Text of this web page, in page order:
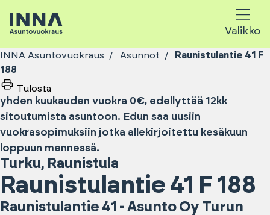
Valikko
INNA Asuntovuokraus Asunnot
Raunistulantie 41 F
188
Tulosta
yhden kuukauden vuokra 0€, edellyttää 12kk
sitoutumista asuntoon. Edun saa uusiin
vuokrasopimuksiin jotka allekirjoitettu kesäkuun
loppuun mennessä.
Turku, Raunistula
Raunistulantie 41 F 188
Raunistulantie 41 - Asunto Oy Turun